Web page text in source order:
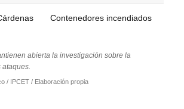
Contenedores incendiados
abierta la investigación sobre la
/ IPCET / Elaboración propia